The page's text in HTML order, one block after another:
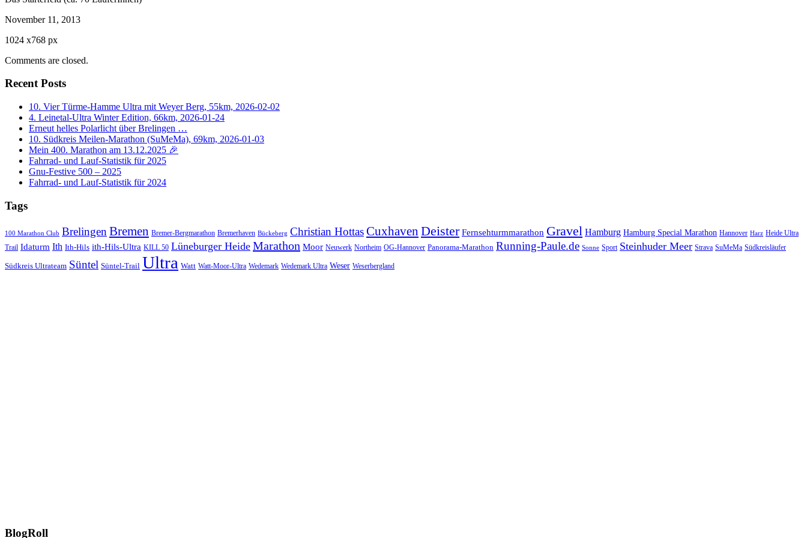
November 11, 2013
1024 x768 px
Comments are closed.
Recent Posts
10. Vier Türme-Hamme Ultra mit Weyer Berg, 55km, 2026-02-02
4. Leinetal-Ultra Winter Edition, 66km, 2026-01-24
Erneut helles Polarlicht über Brelingen …
10. Südkreis Meilen-Marathon (SuMeMa), 69km, 2026-01-03
Mein 400. Marathon am 13.12.2025 🎉
Fahrrad- und Lauf-Statistik für 2025
Gnu-Festive 500 – 2025
Fahrrad- und Lauf-Statistik für 2024
Tags
100 Marathon Club BrelingenBremen Bremer-Bergmarathon Bremerhaven Bückeberg Christian HottasCuxhaven Deister Fernsehturmmarathon Gravel Hamburg Hamburg Special Marathon Hannover Harz Heide Ultra
Trail Idaturm Ith Ith-Hils ith-Hils-Ultra KILL 50 Lüneburger Heide Marathon Moor Neuwerk Northeim OG-Hannover Panorama-Marathon Running-Paule.de Sonne Sport Steinhuder Meer Strava SuMeMa Südkreisläufer
Südkreis Ultrateam Süntel Süntel-Trail Ultra Watt Watt-Moor-Ultra Wedemark Wedemark Ultra Weser Weserbergland
BlogRoll